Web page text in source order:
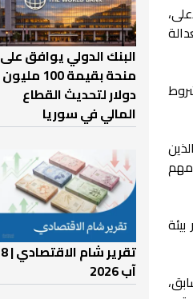
السابق،
البنك الدولي يوافق على
منحة بقيمة 100 مليون
دولار لتحديث القطاع
المالي في سوريا
تقرير شام الاقتصادي | 8
آب 2026